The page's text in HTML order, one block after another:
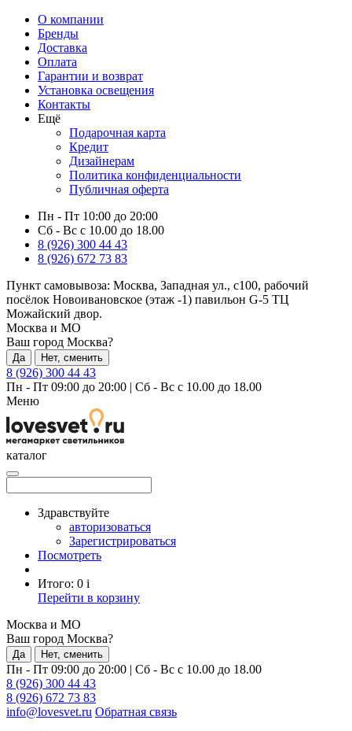
О компании
Бренды
Доставка
Оплата
Гарантии и возврат
Установка освещения
Контакты
Ещё
Подарочная карта
Кредит
Дизайнерам
Политика конфиденциальности
Публичная оферта
Пн - Пт 10:00 до 20:00
Сб - Вс с 10.00 до 18.00
8 (926) 300 44 43
8 (926) 672 73 83
Пункт самовывоза: Москва, Западная ул., с100, рабочий
посёлок Новоивановское (этаж -1) павильон G-5 ТЦ
Можайский двор.
Москва и МО
Ваш город Москва?
Да Нет, сменить
8 (926) 300 44 43
Пн - Пт 09:00 до 20:00 | Сб - Вс с 10.00 до 18.00
Меню
каталог
Здравствуйте
авторизоваться
Зарегистрироваться
Посмотреть
Итого: 0 i
Перейти в корзину
Москва и МО
Ваш город Москва?
Да Нет, сменить
Пн - Пт 09:00 до 20:00 | Сб - Вс с 10.00 до 18.00
8 (926) 300 44 43
8 (926) 672 73 83
info@lovesvet.ru Обратная связь